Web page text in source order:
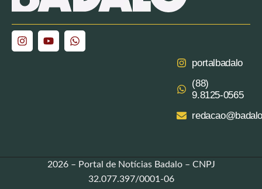
portalbadalo
(88)
9.8125‑0565‬
2026 – Portal de Notícias Badalo – CNPJ
32.077.397/0001-06